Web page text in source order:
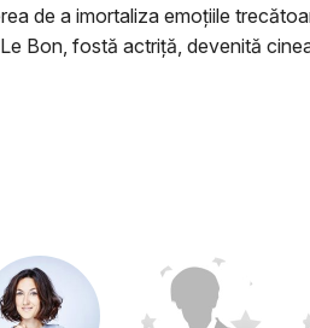
de a imortaliza emoțiile
Bon, fostă actriță, devenită